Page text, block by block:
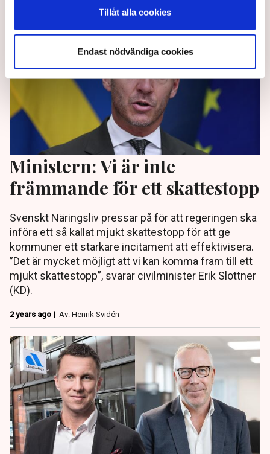
Tillåt alla cookies
Endast nödvändiga cookies
Ministern: Vi är inte
främmande för ett skattestopp
Svenskt Näringsliv pressar på för att regeringen ska
införa ett så kallat mjukt skattestopp för att ge
kommuner ett starkare incitament att effektivisera.
”Det är mycket möjligt att vi kan komma fram till ett
mjukt skattestopp”, svarar civilminister Erik Slottner
(KD).
2 years ago | Av: Henrik Svidén